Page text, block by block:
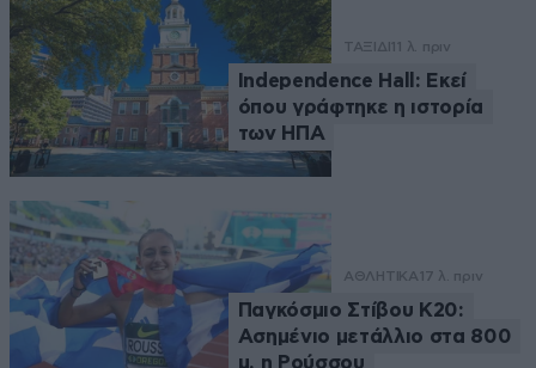
ΤΑΞΙΔΙ 11 λ. πριν
Independence Hall: Εκεί
όπου γράφτηκε η ιστορία
των ΗΠΑ
ΑΘΛΗΤΙΚΑ 17 λ. πριν
Παγκόσμιο Στίβου Κ20:
Ασημένιο μετάλλιο στα 800
μ. η Ρούσσου